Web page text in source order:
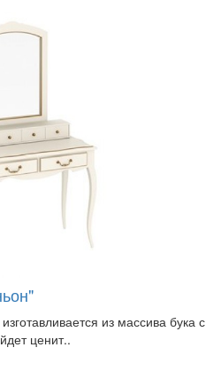
из массива бука с
ценит..